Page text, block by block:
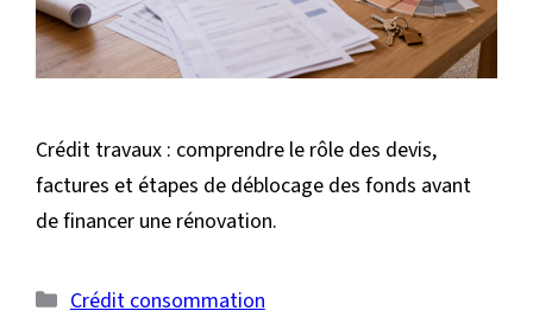
Crédit travaux : comprendre le rôle des devis,
factures et étapes de déblocage des fonds avant
de financer une rénovation.
Catégories
Crédit consommation